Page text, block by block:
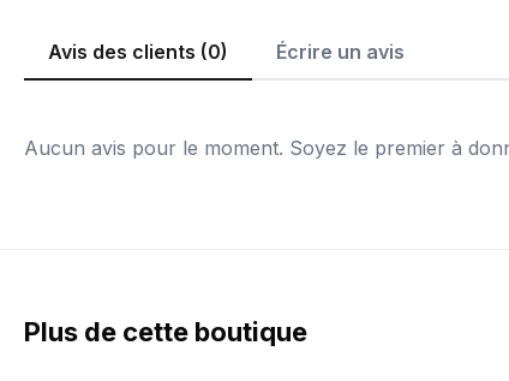
Avis des clients (0) Écrire un avis
Aucun avis pour le moment. Soyez le premier à
Plus de cette boutique